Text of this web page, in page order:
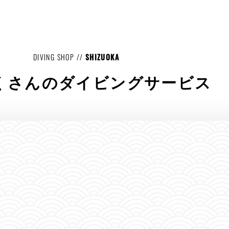
DIVING SHOP // SHIZUOKA
さんのダイビングサービス